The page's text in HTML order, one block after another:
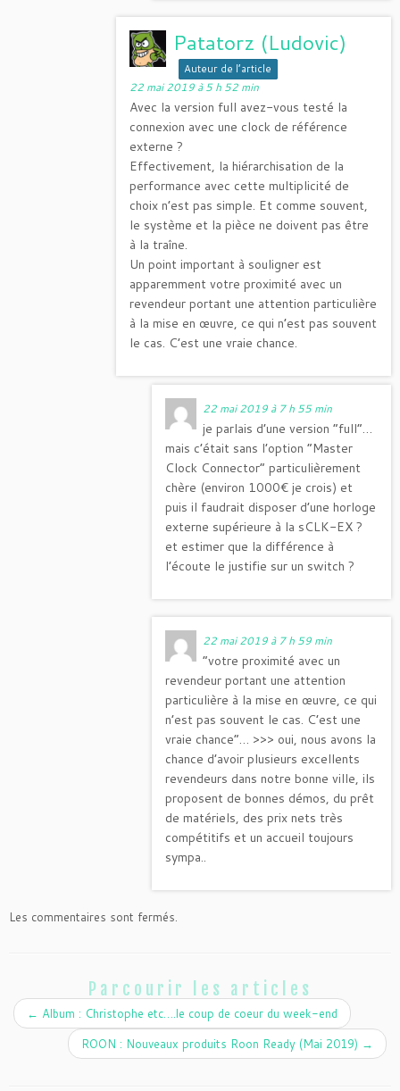
Patatorz (Ludovic)
Auteur de l’article
22 mai 2019 à 5 h 52 min
Avec la version full avez-vous testé la
connexion avec une clock de référence
externe ?
Effectivement, la hiérarchisation de la
performance avec cette multiplicité de
choix n’est pas simple. Et comme souvent,
le système et la pièce ne doivent pas être
à la traîne.
Un point important à souligner est
apparemment votre proximité avec un
revendeur portant une attention particulière
à la mise en œuvre, ce qui n’est pas souvent
le cas. C’est une vraie chance.
22 mai 2019 à 7 h 55 min
je parlais d’une version “full”…
mais c’était sans l’option “Master
Clock Connector” particulièrement
chère (environ 1000€ je crois) et
puis il faudrait disposer d’une horloge
externe supérieure à la sCLK-EX ?
et estimer que la différence à
l’écoute le justifie sur un switch ?
22 mai 2019 à 7 h 59 min
“votre proximité avec un
revendeur portant une attention
particulière à la mise en œuvre, ce qui
n’est pas souvent le cas. C’est une
vraie chance”… >>> oui, nous avons la
chance d’avoir plusieurs excellents
revendeurs dans notre bonne ville, ils
proposent de bonnes démos, du prêt
de matériels, des prix nets très
compétitifs et un accueil toujours
sympa..
Les commentaires sont fermés.
Parcourir les articles
← Album : Christophe etc….le coup de coeur du week-end
ROON : Nouveaux produits Roon Ready (Mai 2019) →